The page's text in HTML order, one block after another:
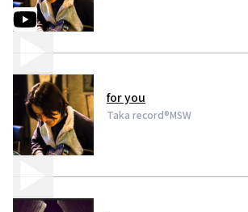
for you
Taka record®︎MSW